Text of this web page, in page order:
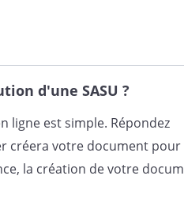
sous le régime
13 du Code de
sa liquidation et
ci
d'une SASU ?
ligne est simple. Répondez
créera votre document pour
la création de votre